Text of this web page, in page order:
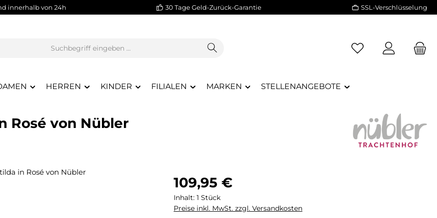
innerhalb von 24h 30 Tage Geld-Zurück-Garantie SSL-Verschlüsselung
HERREN KINDER FILIALEN MARKEN STELLENANGEBOTE
Rosé von Nübler
Regulärer Preis:
109,95 €
Inhalt: 1 Stück
Preise inkl. MwSt. zzgl. Versandkosten